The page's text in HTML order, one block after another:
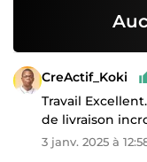
CreActif_Koki
Travail
de livraison
3 janv. 2025 à